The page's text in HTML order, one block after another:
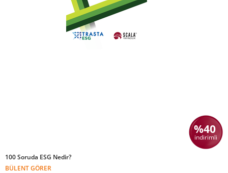
%40
indirimli
100 Soruda ESG Nedir?
BÜLENT GÖRER